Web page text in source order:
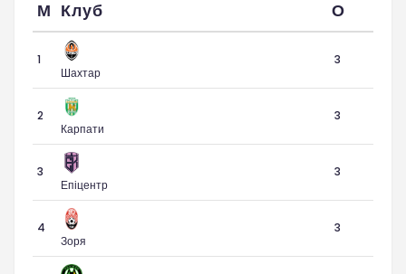
М Клуб О
1
Шахтар
3
2
Карпати
3
3
Епіцентр
3
4
Зоря
3